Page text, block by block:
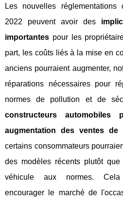
Les nouvelles réglementations
2022 peuvent avoir des
importantes pour les
part, les coûts liés à la mise en
anciens pourraient augmenter,
réparations nécessaires pour
normes de pollution et de
constructeurs automobiles
augmentation des ventes de
certains consommateurs
des modèles récents plutôt
véhicule aux normes. Cela
encourager le marché de